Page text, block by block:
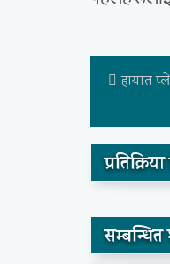
हायात
सम्बन्धित